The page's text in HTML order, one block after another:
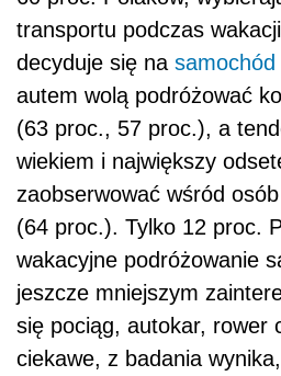
transportu podczas
decyduje się na samochód
autem wolą podróżować
(63 proc., 57 proc.), a
wiekiem i największy
zaobserwować wśród
(64 proc.). Tylko 12 proc.
wakacyjne podróżowanie
jeszcze mniejszym
się pociąg, autokar, rower
ciekawe, z badania